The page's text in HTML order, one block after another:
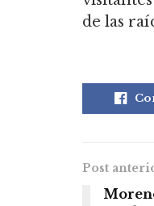
de las
Post